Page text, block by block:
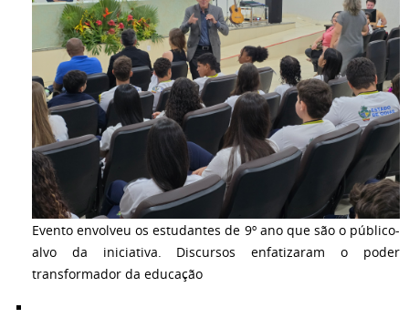
Evento envolveu os estudantes de 9º ano que são o público-
alvo da iniciativa. Discursos enfatizaram o poder
transformador da educação